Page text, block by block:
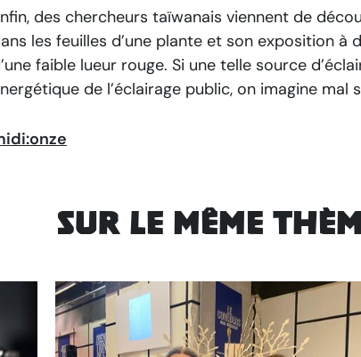
des chercheurs taïwanais viennent de
les feuilles d’une plante et son exposition
faible lueur rouge. Si une telle source
de l’éclairage public, on imagine mal
Sur le même